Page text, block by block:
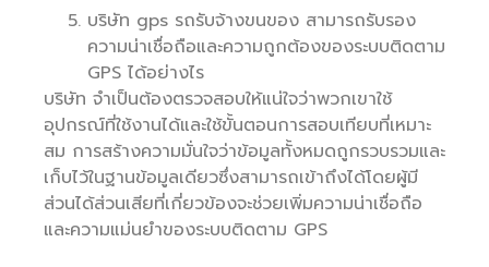
บริษัท gps รถรับจ้างขนของ สามารถรับรอง
ความน่าเชื่อถือและความถูกต้องของระบบติดตาม
GPS ได้อย่างไร
บริษัท จำเป็นต้องตรวจสอบให้แน่ใจว่าพวกเขาใช้
อุปกรณ์ที่ใช้งานได้และใช้ขั้นตอนการสอบเทียบที่เหมาะ
สม การสร้างความมั่นใจว่าข้อมูลทั้งหมดถูกรวบรวมและ
เก็บไว้ในฐานข้อมูลเดียวซึ่งสามารถเข้าถึงได้โดยผู้มี
ส่วนได้ส่วนเสียที่เกี่ยวข้องจะช่วยเพิ่มความน่าเชื่อถือ
และความแม่นยำของระบบติดตาม GPS